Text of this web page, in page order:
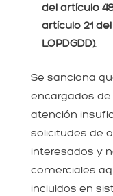
del artículo
artículo 21
LOPDGDD).
Se sanciona
encargados
atención
solicitudes de
interesados y
comerciales
incluidos en